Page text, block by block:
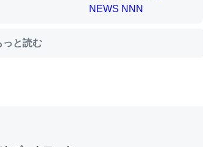
してる。電池残量や充電中かが分かるのでこ
っと読む